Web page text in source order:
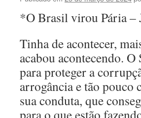
*O Brasil virou Pária –
Tinha de acontecer,
acabou acontecendo.
para proteger a
arrogância e tão pouco
sua conduta, que
para o que estão